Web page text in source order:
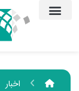
اخبار